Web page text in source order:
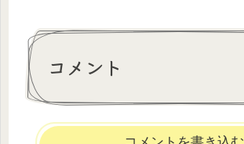
コメント